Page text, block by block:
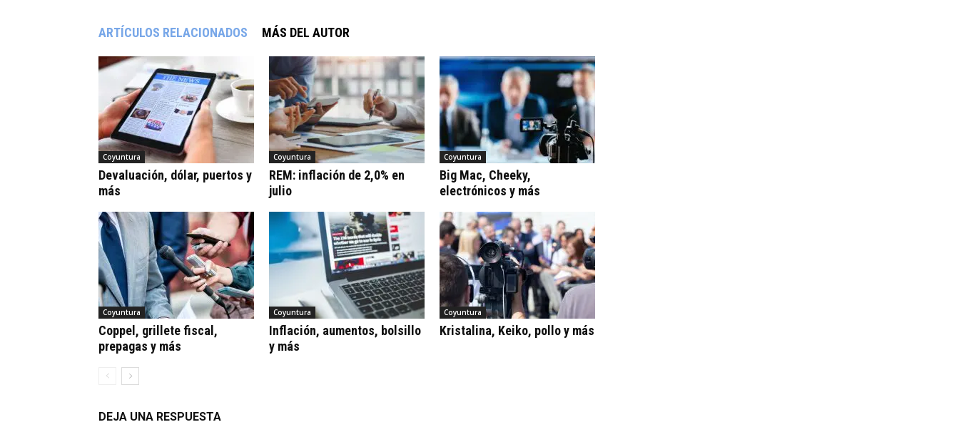
ARTÍCULOS RELACIONADOS MÁS DEL AUTOR
Coyuntura
Devaluación, dólar, puertos y
más
Coyuntura
REM: inflación de 2,0% en
julio
Coyuntura
Big Mac, Cheeky,
electrónicos y más
Coyuntura
Coppel, grillete fiscal,
prepagas y más
Coyuntura
Inflación, aumentos, bolsillo
y más
Coyuntura
Kristalina, Keiko, pollo y más
DEJA UNA RESPUESTA